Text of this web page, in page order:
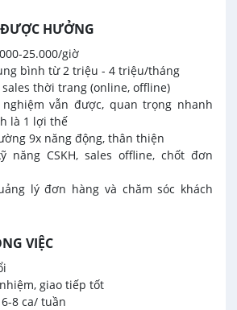
HƯỞNG
25.000/giờ
bình từ 2 triệu - 4 triệu/tháng
thời trang (online, offline)
vẫn được, quan trọng nhanh
là 1 lợi thế
9x năng động, thân thiện
năng CSKH, sales offline, chốt đơn
lý đơn hàng và chăm sóc khách
VIỆC
giao tiếp tốt
8 ca/ tuần